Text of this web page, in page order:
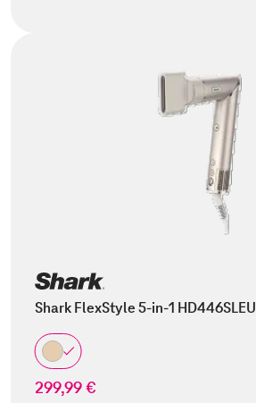
Shark FlexStyle 5-in-1 HD446SLEU
299,99 €